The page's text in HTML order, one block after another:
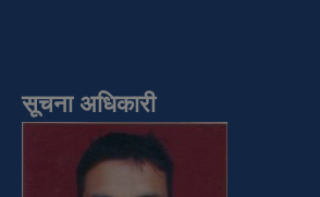
सूचना अधिकारी